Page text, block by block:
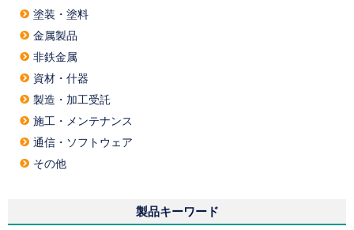
塗装・塗料
金属製品
非鉄金属
資材・什器
製造・加工受託
施工・メンテナンス
通信・ソフトウェア
その他
製品キーワード